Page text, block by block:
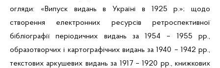
огляди: «Випуск видань в Україні в 1925 р.»; щодо
створення електронних ресурсів ретроспективної
бібліографії періодичних видань за 1954 – 1955 рр.,
образотворчих і картографічних видань за 1940 – 1942 рр.,
текстових аркушевих видань за 1917 – 1920 рр., книжкових